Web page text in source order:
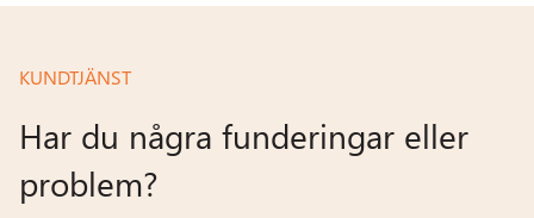
KUNDTJÄNST
Har du några funderingar eller
problem?